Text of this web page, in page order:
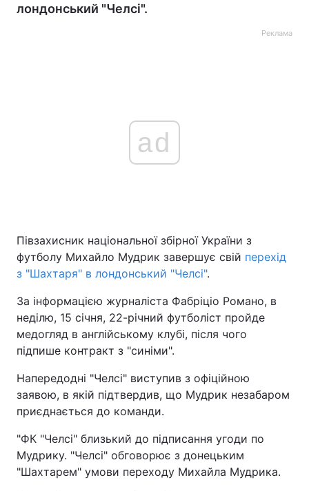
лондонський "Челсі".
Реклама
ad
Півзахисник національної збірної України з
футболу Михайло Мудрик завершує свій перехід
з "Шахтаря" в лондонський "Челсі".
За інформацією журналіста Фабріціо Романо, в
неділю, 15 січня, 22-річний футболіст пройде
медогляд в англійському клубі, після чого
підпише контракт з "синіми".
Напередодні "Челсі" виступив з офіційною
заявою, в якій підтвердив, що Мудрик незабаром
приєднається до команди.
"ФК "Челсі" близький до підписання угоди по
Мудрику. "Челсі" обговорює з донецьким
"Шахтарем" умови переходу Михайла Мудрика.